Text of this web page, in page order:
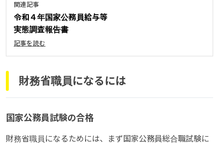
関連記事
令和４年国家公務員給与等
実態調査報告書
記事を読む
財務省職員になるには
国家公務員試験の合格
財務省職員になるためには、まず国家公務員総合職試験に